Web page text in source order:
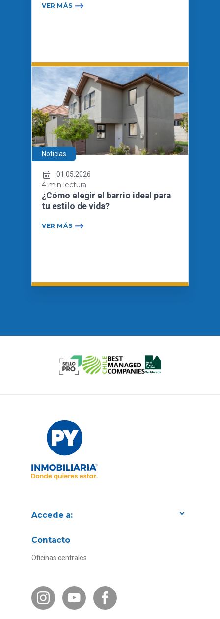
VER MÁS
Noticias
01.05.2026
4 min lectura
¿Cómo elegir el barrio ideal para
tu estilo de vida?
VER MÁS
Accede a:
Bases Legales
¿Por qué invertir en PY?
Contacto
Oficinas centrales